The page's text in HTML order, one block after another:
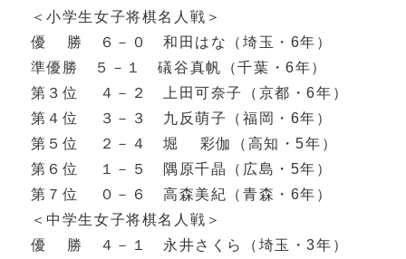
＜小学生女子将棋名人戦＞
優 勝 ６－０ 和田はな（埼玉・6年）
準優勝 ５－１ 礒谷真帆（千葉・6年）
第３位 ４－２ 上田可奈子（京都・6年）
第４位 ３－３ 九反萌子（福岡・6年）
第５位 ２－４ 堀 彩伽（高知・5年）
第６位 １－５ 隅原千晶（広島・5年）
第７位 ０－６ 高森美紀（青森・6年）
＜中学生女子将棋名人戦＞
優 勝 ４－１ 永井さくら（埼玉・3年）